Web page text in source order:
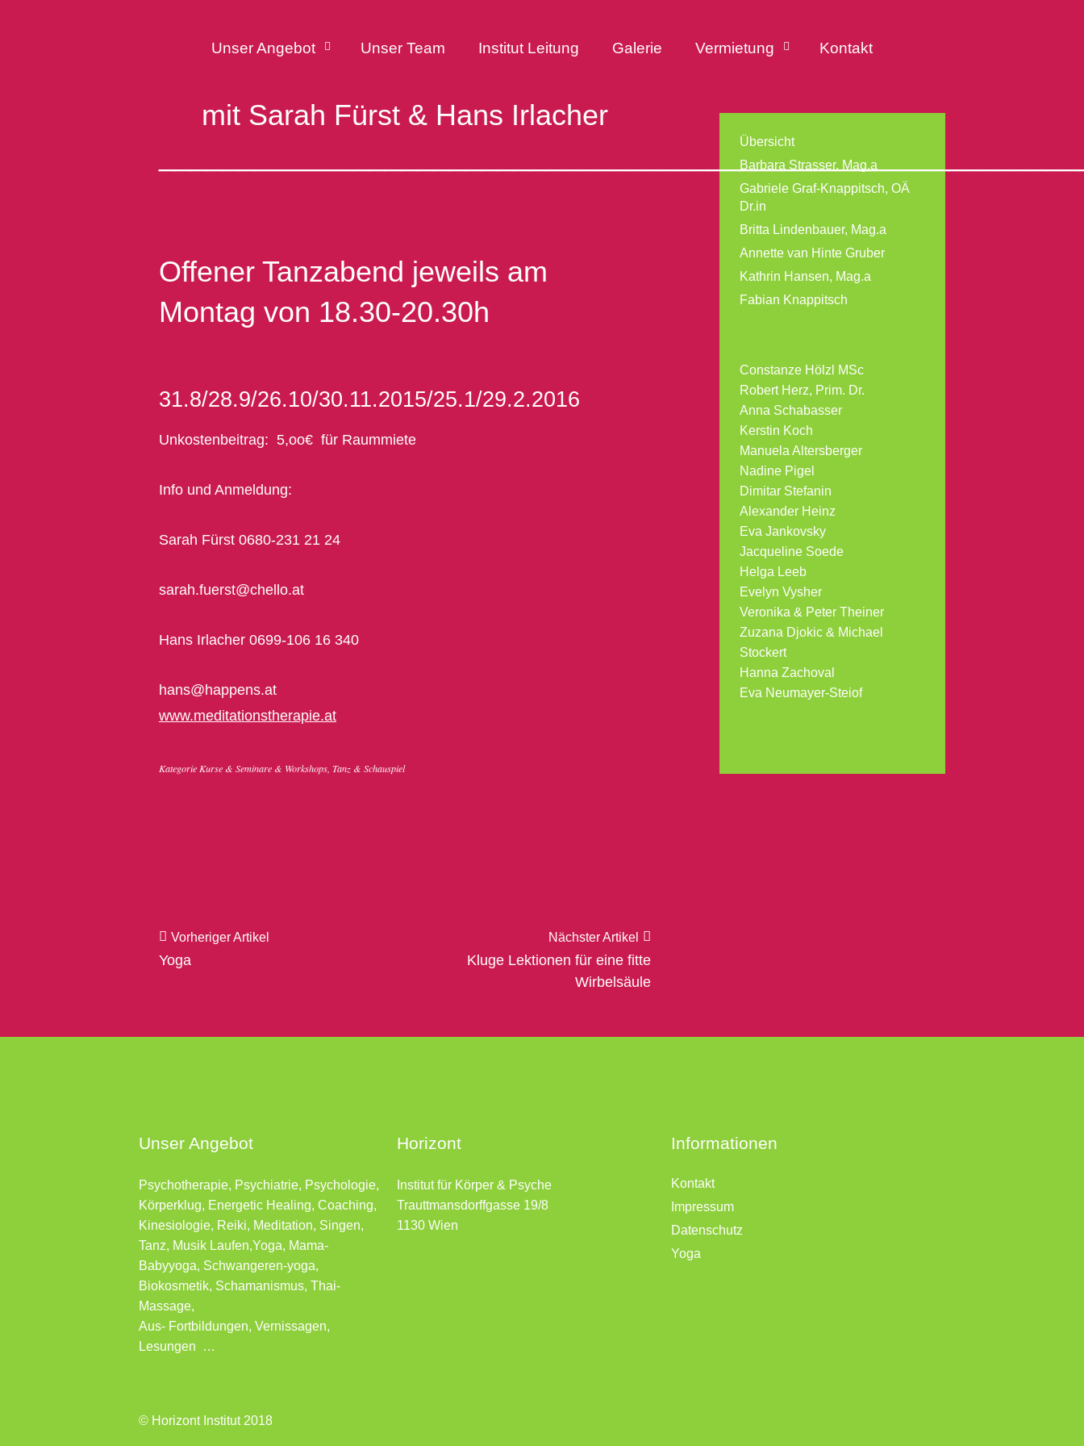
Unser Angebot Unser Team Institut Leitung Galerie Vermietung Kontakt
mit Sarah Fürst & Hans Irlacher
Offener Tanzabend jeweils am
Montag von 18.30-20.30h
31.8/28.9/26.10/30.11.2015/25.1/29.2.2016
Unkostenbeitrag: 5,oo€ für Raummiete
Info und Anmeldung:
Sarah Fürst 0680-231 21 24
sarah.fuerst@chello.at
Hans Irlacher 0699-106 16 340
hans@happens.at
www.meditationstherapie.at
Kategorie Kurse & Seminare & Workshops Tanz & Schauspiel
Vorheriger Artikel
Yoga
Nächster Artikel
Kluge Lektionen für eine fitte
Wirbelsäule
Übersicht
Barbara Strasser, Mag.a
Gabriele Graf-Knappitsch, OÄ
Dr.in
Britta Lindenbauer, Mag.a
Annette van Hinte Gruber
Kathrin Hansen, Mag.a
Fabian Knappitsch
Constanze Hölzl MSc
Robert Herz, Prim. Dr.
Anna Schabasser
Kerstin Koch
Manuela Altersberger
Nadine Pigel
Dimitar Stefanin
Alexander Heinz
Eva Jankovsky
Jacqueline Soede
Helga Leeb
Evelyn Vysher
Veronika & Peter Theiner
Zuzana Djokic & Michael
Stockert
Hanna Zachoval
Eva Neumayer-Steiof
Unser Angebot
Psychotherapie, Psychiatrie, Psychologie,
Körperklug, Energetic Healing, Coaching,
Kinesiologie, Reiki, Meditation, Singen,
Tanz, Musik Laufen,Yoga, Mama-
Babyyoga, Schwangeren-yoga,
Biokosmetik, Schamanismus, Thai-
Massage,
Aus- Fortbildungen, Vernissagen,
Lesungen …
Horizont
Institut für Körper & Psyche
Trauttmansdorffgasse 19/8
1130 Wien
Informationen
Kontakt
Impressum
Datenschutz
Yoga
© Horizont Institut 2018